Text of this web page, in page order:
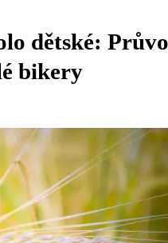
dětské:
bikery